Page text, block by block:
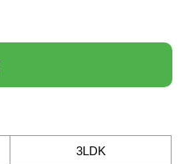
3LDK